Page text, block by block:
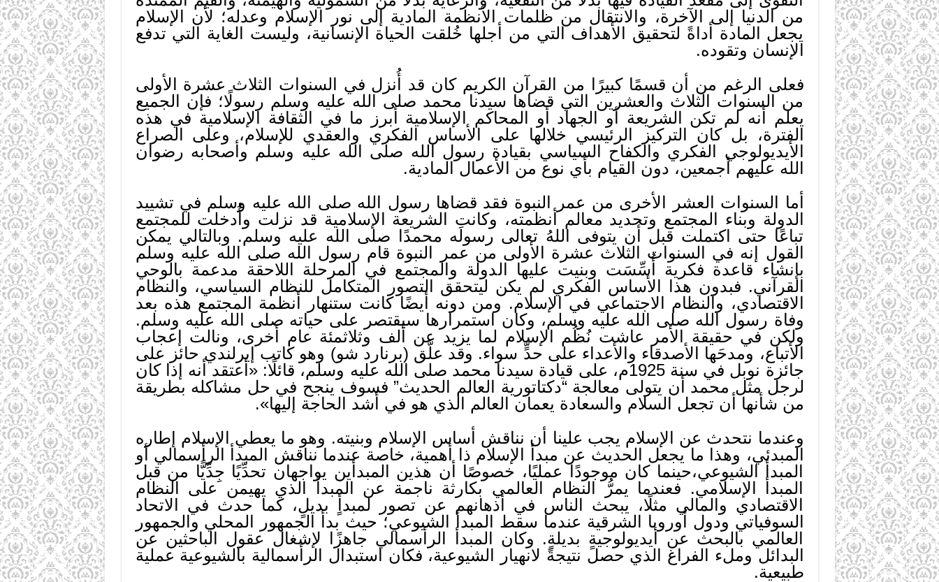
من الدنيا إلى الآخرة، والانتقال من ظلمات الأنظمة المادية إلى نور الإسلام وعدله؛ لأن الإسلام
يجعل المادة أداةً لتحقيق الأهداف التي من أجلها خُلقت الحياة الإنسانية، وليست الغاية التي تدفع
الإنسان وتقوده.
فعلى الرغم من أن قسمًا كبيرًا من القرآن الكريم كان قد أُنزل في السنوات الثلاث عشرة الأولى
من السنوات الثلاث والعشرين التي قضاها سيدنا محمد صلى الله عليه وسلم رسولًا؛ فإن الجميع
يعلم أنه لم تكن الشريعة أو الجهاد أو المحاكم الإسلامية أبرز ما في الثقافة الإسلامية في هذه
الفترة، بل كان التركيز الرئيسي خلالها على الأساس الفكري والعقدي للإسلام، وعلى الصراع
الأيديولوجي الفكري والكفاح السياسي بقيادة رسول الله صلى الله عليه وسلم وأصحابه رضوان
الله عليهم أجمعين، دون القيام بأي نوع من الأعمال المادية.
أما السنوات العشر الأخرى من عمر النبوة فقد قضاها رسول الله صلى الله عليه وسلم في تشييد
الدولة وبناء المجتمع وتحديد معالم أنظمته، وكانت الشريعة الإسلامية قد نزلت وأُدخلت للمجتمع
تباعًا حتى اكتملت قبل أن يتوفى اللهُ تعالى رسولَه محمدًا صلى الله عليه وسلم. وبالتالي يمكن
القول إنه في السنوات الثلاث عشرة الأولى من عمر النبوة قام رسول الله صلى الله عليه وسلم
بإنشاء قاعدة فكرية أُسِّسَت وبنيت عليها الدولة والمجتمع في المرحلة اللاحقة مدعمة بالوحي
القرآني. فبدون هذا الأساس الفكري لم يكن ليتحقق التصور المتكامل للنظام السياسي، والنظام
الاقتصادي، والنظام الاجتماعي في الإسلام. ومن دونه أيضًا كانت ستنهار أنظمة المجتمع هذه بعد
وفاة رسول الله صلى الله عليه وسلم، وكان استمرارها سيقتصر على حياته صلى الله عليه وسلم.
ولكن في حقيقة الأمر عاشت نُظُم الإسلام لما يزيد عن ألف وثلاثمئة عام أخرى، ونالت إعجاب
الأتباع، ومدحَها الأصدقاء والأعداء على حدٍّ سواء. وقد علَّق (برنارد شو) وهو كاتب إيرلندي حائز على
جائزة نوبل في سنة 1925م، على قيادة سيدنا محمد صلى الله عليه وسلم، قائلًا: «أعتقد أنه إذا كان
لرجل مثل محمد أن يتولى معالجة “دكتاتورية العالم الحديث” فسوف ينجح في حل مشاكله بطريقة
من شأنها أن تجعل السلام والسعادة يعمان العالم الذي هو في أشد الحاجة إليها».
وعندما نتحدث عن الإسلام يجب علينا أن نناقش أساس الإسلام وبنيته. وهو ما يعطي الإسلام إطاره
المبدئي، وهذا ما يجعل الحديث عن مبدأ الإسلام ذا أهمية، خاصة عندما نناقش المبدأ الرأسمالي أو
المبدأ الشيوعي،حينما كان موجودًا عمليًا، خصوصًا أن هذين المبدأين يواجهان تحدِّيًا جِدِّيًّا من قبل
المبدأ الإسلامي. فعندما يمرُّ النظام العالمي بكارثة ناجمة عن المبدأ الذي يهيمن على النظام
الاقتصادي والمالي مثلًا، يبحث الناس في أذهانهم عن تصور لمبدأٍ بديلٍ، كما حدث في الاتحاد
السوفياتي ودول أوروبا الشرقية عندما سقط المبدأ الشيوعي؛ حيث بدأ الجمهور المحلي والجمهور
العالمي بالبحث عن أيديولوجيةٍ بديلةٍ. وكان المبدأ الرأسمالي جاهزًا لإشغال عقول الباحثين عن
البدائل وملء الفراغ الذي حصل نتيجةً لانهيار الشيوعية، فكان استبدال الرأسمالية بالشيوعية عملية
طبيعية.